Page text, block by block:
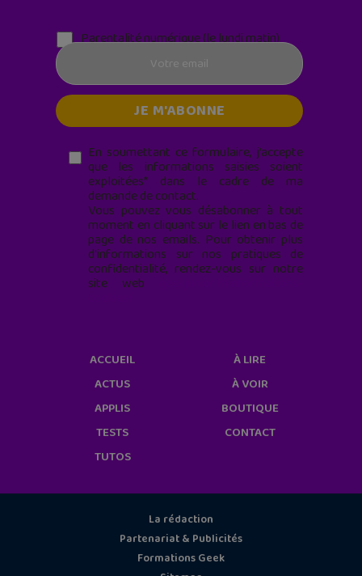
Parentalité numérique (le lundi matin)
En soumettant ce formulaire, j’accepte
que les informations saisies soient
exploitées* dans le cadre de ma
demande de contact.
Vous pouvez vous désabonner à tout
moment en cliquant sur le lien en bas de
page de nos emails. Pour obtenir plus
d'informations sur nos pratiques de
confidentialité, rendez-vous sur notre
site web
ACCUEIL
ACTUS
APPLIS
TESTS
TUTOS
À LIRE
À VOIR
BOUTIQUE
CONTACT
La rédaction
Partenariat & Publicités
Formations Geek